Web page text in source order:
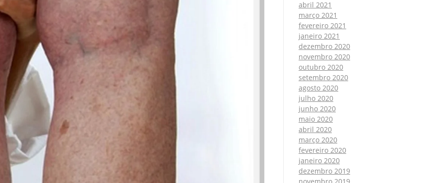
abril 2021
março 2021
fevereiro 2021
janeiro 2021
dezembro 2020
novembro 2020
outubro 2020
setembro 2020
agosto 2020
julho 2020
junho 2020
maio 2020
abril 2020
março 2020
fevereiro 2020
janeiro 2020
dezembro 2019
novembro 2019